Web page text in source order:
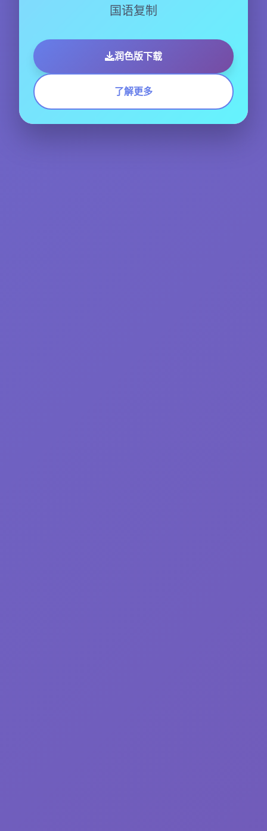
国语复制
润色版下载
了解更多